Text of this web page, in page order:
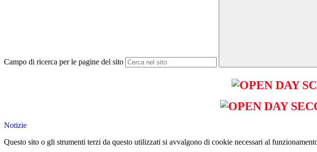
Campo di ricerca per le pagine del sito
Notizie
Questo sito o gli strumenti terzi da questo utilizzati si avvalgono di cookie necessari al